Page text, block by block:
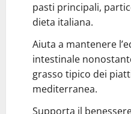
pasti principali,
dieta italiana.
Aiuta a mantenere
intestinale
grasso tipico dei
mediterranea.
Supporta il